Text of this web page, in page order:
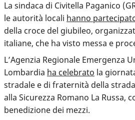
La sindaca di Civitella Paganico
le autorità locali hanno
della croce del giubileo,
italiane, che ha visto messa e
L’Agenzia Regionale Emergenza
Lombardia ha celebrato la
stradale e di fraternità della
alla Sicurezza Romano La Russa,
benedizione dei mezzi.